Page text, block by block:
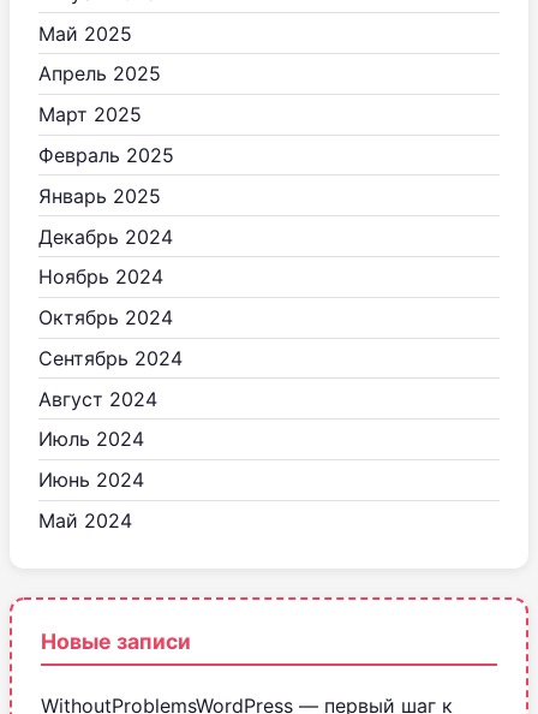
Май 2025
Апрель 2025
Март 2025
Февраль 2025
Январь 2025
Декабрь 2024
Ноябрь 2024
Октябрь 2024
Сентябрь 2024
Август 2024
Июль 2024
Июнь 2024
Май 2024
Новые записи
WithoutProblemsWordPress — первый шаг к